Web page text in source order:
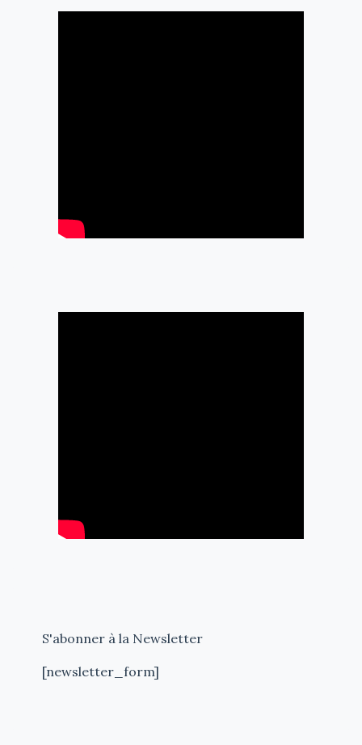
S'abonner à la Newsletter
[newsletter_form]